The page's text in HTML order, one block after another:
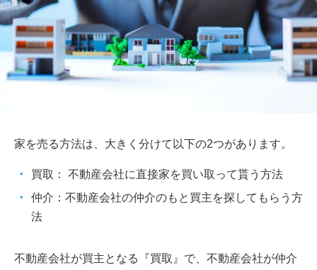
家を売る方法は、大きく分けて以下の2つがあります。
買取： 不動産会社に直接家を買い取って貰う方法
仲介：不動産会社の仲介のもと買主を探してもらう方
法
不動産会社が買主となる『買取』で、不動産会社が仲介